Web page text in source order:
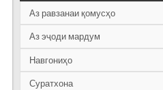
Аз равзанаи қомусҳо
Аз эҷоди мардум
Навгониҳо
Суратхона